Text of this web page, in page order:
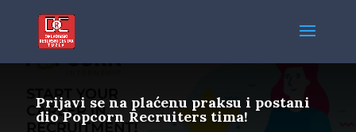
Prijavi se na plaćenu praksu i postani
dio Popcorn Recruiters tima!